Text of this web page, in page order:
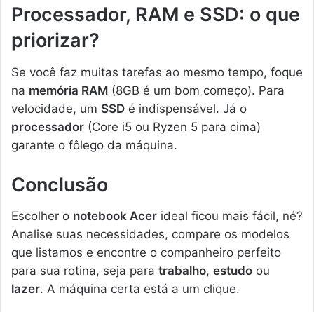
Processador, RAM e SSD: o que
priorizar?
Se você faz muitas tarefas ao mesmo tempo, foque
na memória RAM (8GB é um bom começo). Para
velocidade, um SSD é indispensável. Já o
processador (Core i5 ou Ryzen 5 para cima)
garante o fôlego da máquina.
Conclusão
Escolher o notebook Acer ideal ficou mais fácil, né?
Analise suas necessidades, compare os modelos
que listamos e encontre o companheiro perfeito
para sua rotina, seja para trabalho, estudo ou
lazer. A máquina certa está a um clique.